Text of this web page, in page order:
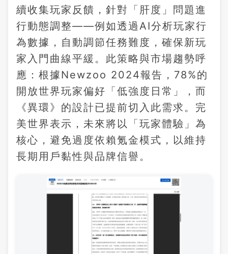
續收集玩家反饋，針對「肝度」問題進
行動態調整——例如透過AI分析玩家行
為數據，自動調節任務難度，確保新玩
家入門曲線平緩。此策略與市場趨勢呼
應：根據Newzoo 2024報告，78%的
開放世界玩家偏好「低強度日常」，而
《異環》的設計已提前切入此需求。完
美世界表示，未來將以「玩家體驗」為
核心，避免過度依賴氪金模式，以維持
長期用戶黏性與品牌信譽。